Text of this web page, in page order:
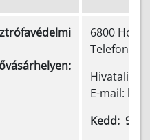
6800
Telefon:
Hivatali
E-mail:
Kedd: 9